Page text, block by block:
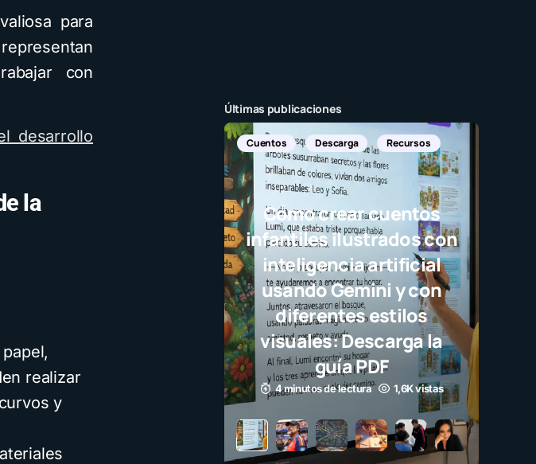
para
con
desarrollo
la
realizar
y
Últimas publicaciones
Cuentos Recursos
Cómo crear cuentos
infantiles ilustrados con
inteligencia artificial
usando Gemini y con
diferentes estilos
visuales: Descarga la
1,6K vistas